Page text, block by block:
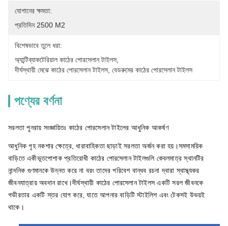
যোগানের ক্ষমতা:
প্রতিদিন 2500 M2
বিশেষভাবে তুলে ধরা:
অ্যান্টিব্যাকটেরিয়াল কাঠের পোরসেলান টাইলস
দীর্ঘস্থায়ী মেঝে কাঠের পোরসেলান টাইলস বেডরুমের কাঠের পোরসেলান টাইলস
পণ্যের বর্ণনা
সরলতা পুনরায় সংজ্ঞায়িতঃ কাঠের পোরসেলান টাইলের আধুনিক আকর্ষণ
আধুনিক গৃহ নকশার ক্ষেত্রে, ধারাবাহিকতা ছাড়াই সরলতা অর্জন করা হয়।সমসাময়িক
বাড়িতে একীভূতপোশাক প্রতিরোধী কাঠের পোরসেলান টাইলগুলি কেবলমাত্র স্থানটির
নান্দনিক গুণমানকে উন্নত করে না বরং তাদের পরিবেশ বান্ধব রচনা দ্বারা স্বাস্থ্যকর
জীবনযাত্রায় অবদান রাখে।দীর্ঘস্থায়ী কাঠের পোরসেলান টাইলস একটি সরল জীবনকে
গভীরতার একটি স্তর যোগ করে, যাতে আপনার বাড়িটি স্টাইলিশ এবং টেকসই উভয়ই
থাকে।